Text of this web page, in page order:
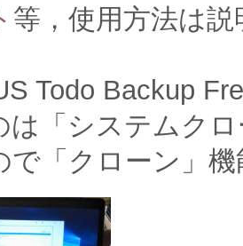
等，使用方法は
Todo Backup
は「システムク
で「クローン」